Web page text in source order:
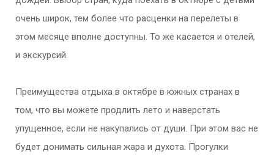
очень широк, тем более что расценки на перелеты в
этом месяце вполне доступны. То же касается и отелей,
и экскурсий.
Преимущества отдыха в октябре в южных странах в
том, что вы можете продлить лето и наверстать
упущенное, если не накупались от души. При этом вас не
будет донимать сильная жара и духота. Прогулки